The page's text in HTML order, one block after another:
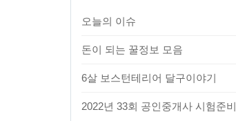
오늘의 이슈
돈이 되는 꿀정보 모음
6살 보스턴테리어 달구이야기
2022년 33회 공인중개사 시험준비